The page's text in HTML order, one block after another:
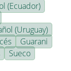
(Ecuador)
(Uruguay)
Guarani
Sueco